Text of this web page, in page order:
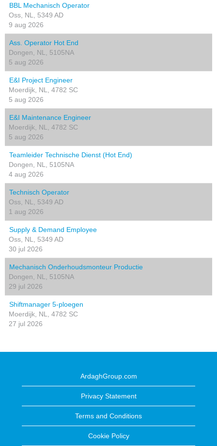
BBL Mechanisch Operator
Oss, NL, 5349 AD
9 aug 2026
Ass. Operator Hot End
Dongen, NL, 5105NA
5 aug 2026
E&I Project Engineer
Moerdijk, NL, 4782 SC
5 aug 2026
E&I Maintenance Engineer
Moerdijk, NL, 4782 SC
5 aug 2026
Teamleider Technische Dienst (Hot End)
Dongen, NL, 5105NA
4 aug 2026
Technisch Operator
Oss, NL, 5349 AD
1 aug 2026
Supply & Demand Employee
Oss, NL, 5349 AD
30 jul 2026
Mechanisch Onderhoudsmonteur Productie
Dongen, NL, 5105NA
29 jul 2026
Shiftmanager 5-ploegen
Moerdijk, NL, 4782 SC
27 jul 2026
ArdaghGroup.com
Privacy Statement
Terms and Conditions
Cookie Policy